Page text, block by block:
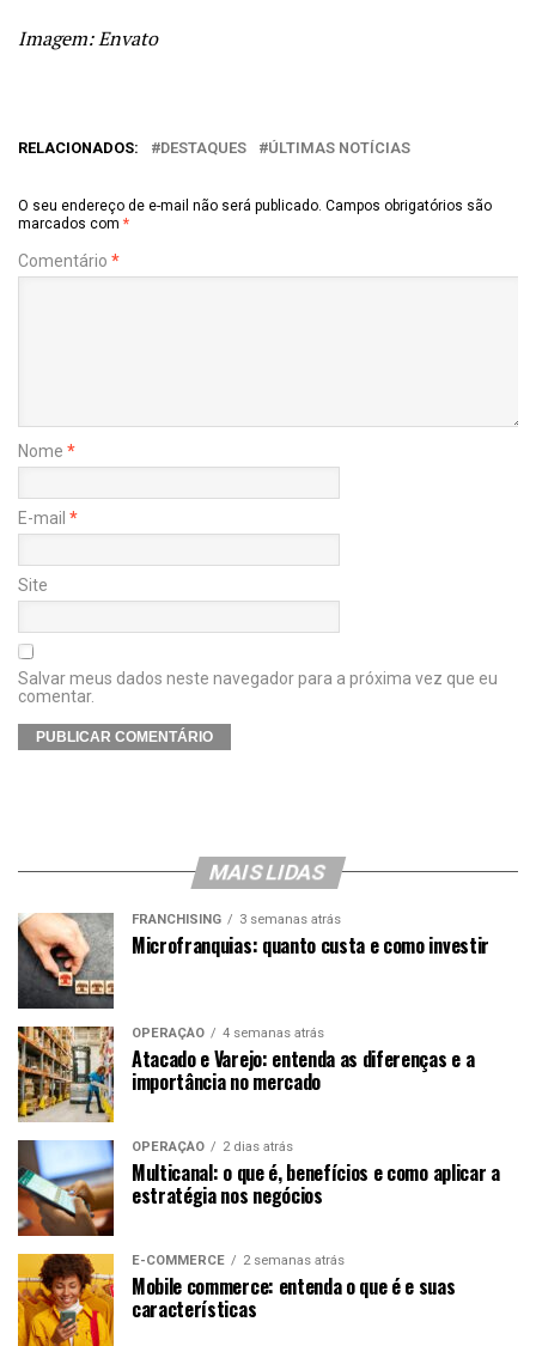
Imagem: Envato
RELACIONADOS: DESTAQUES ÚLTIMAS NOTÍCIAS
O seu endereço de e-mail não será publicado. Campos obrigatórios são
marcados com *
Comentário *
Nome *
E-mail *
Site
Salvar meus dados neste navegador para a próxima vez que eu
comentar.
MAIS LIDAS
FRANCHISING 3 semanas atrás
Microfranquias: quanto custa e como investir
OPERAÇÃO 4 semanas atrás
Atacado e Varejo: entenda as diferenças e a
importância no mercado
OPERAÇÃO 2 dias atrás
Multicanal: o que é, benefícios e como aplicar a
estratégia nos negócios
E-COMMERCE 2 semanas atrás
Mobile commerce: entenda o que é e suas
características